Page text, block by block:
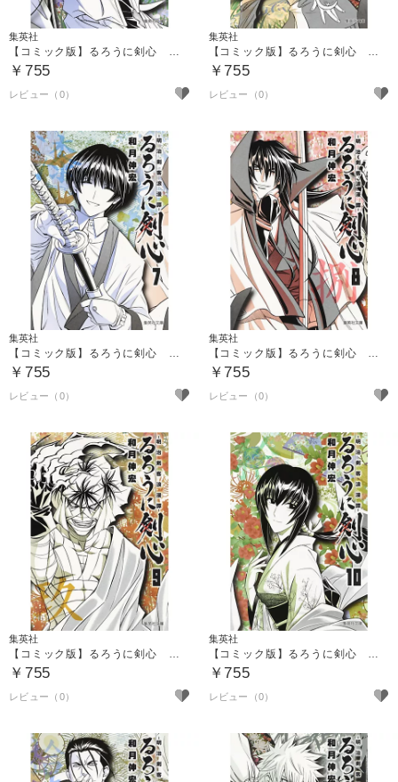
集英社
【コミック版】るろうに剣心 ５
￥755
集英社
【コミック版】るろうに剣心 ６
￥755
集英社
【コミック版】るろうに剣心 ７ ～明治剣客浪漫譚～
￥755
集英社
【コミック版】るろうに剣心 ８ ～明治剣客浪漫譚～
￥755
集英社
【コミック版】るろうに剣心 ９ ～明治剣客浪漫譚～
￥755
集英社
【コミック版】るろうに剣心 １０ ～明治剣客浪漫譚～
￥755